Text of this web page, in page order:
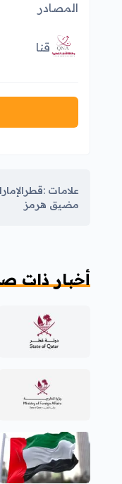
المصادر
قنا
علامات :قطر
مضيق هرمز
أخبار ذات